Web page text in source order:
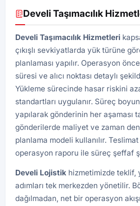
Develi Taşımacılık
Develi Taşımacılık Hizmetleri
çıkışlı sevkiyatlarda yük türüne
planlaması yapılır. Operasyon
süresi ve alıcı noktası detaylı
Yükleme sürecinde hasar riskini
standartları uygulanır. Süreç
yapılarak gönderinin her aşaması
gönderilerde maliyet ve zaman
planlama modeli kullanılır. Teslimat
operasyon raporu ile süreç şeffaf
Develi Lojistik hizmetimizde teklif,
adımları tek merkezden yönetilir.
dağılmadan, net bir operasyon